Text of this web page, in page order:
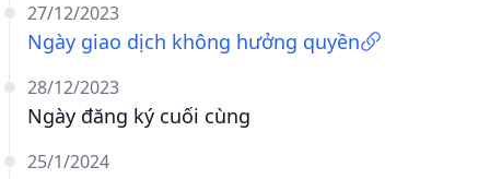
27/12/2023
Ngày giao dịch không hưởng quyền
28/12/2023
Ngày đăng ký cuối cùng
25/1/2024